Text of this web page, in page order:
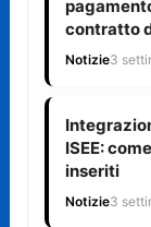
contratto
Notizie3
ISEE:
inseriti
Notizie3